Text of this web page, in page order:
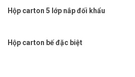
Hộp carton 5 lớp nắp đối khẩu
Hộp carton bế đặc biệt